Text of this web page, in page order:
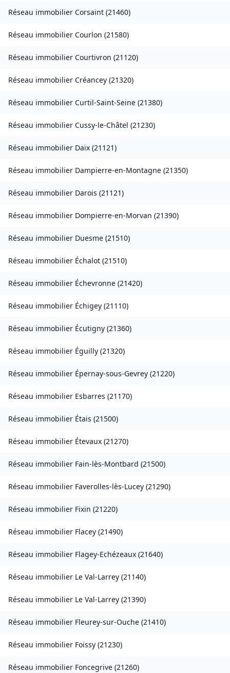
Réseau immobilier Corsaint (21460)
Réseau immobilier Courlon (21580)
Réseau immobilier Courtivron (21120)
Réseau immobilier Créancey (21320)
Réseau immobilier Curtil-Saint-Seine (21380)
Réseau immobilier Cussy-le-Châtel (21230)
Réseau immobilier Daix (21121)
Réseau immobilier Dampierre-en-Montagne (21350)
Réseau immobilier Darois (21121)
Réseau immobilier Dompierre-en-Morvan (21390)
Réseau immobilier Duesme (21510)
Réseau immobilier Échalot (21510)
Réseau immobilier Échevronne (21420)
Réseau immobilier Échigey (21110)
Réseau immobilier Écutigny (21360)
Réseau immobilier Éguilly (21320)
Réseau immobilier Épernay-sous-Gevrey (21220)
Réseau immobilier Esbarres (21170)
Réseau immobilier Étais (21500)
Réseau immobilier Étevaux (21270)
Réseau immobilier Fain-lès-Montbard (21500)
Réseau immobilier Faverolles-lès-Lucey (21290)
Réseau immobilier Fixin (21220)
Réseau immobilier Flacey (21490)
Réseau immobilier Flagey-Echézeaux (21640)
Réseau immobilier Le Val-Larrey (21140)
Réseau immobilier Le Val-Larrey (21390)
Réseau immobilier Fleurey-sur-Ouche (21410)
Réseau immobilier Foissy (21230)
Réseau immobilier Foncegrive (21260)